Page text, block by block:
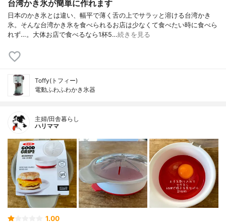
台湾かき氷が簡単に作れます
日本のかき氷とは違い、幅平で薄く舌の上でサラッと溶ける台湾かき
氷。そんな台湾かき氷を食べられるお店は少なくて食べたい時に食べら
れず…。大体お店で食べるなら1杯5…続きを見る
Toffy(トフィー)
電動ふわふわかき氷器
主婦/田舎暮らし
ハリママ
1.00